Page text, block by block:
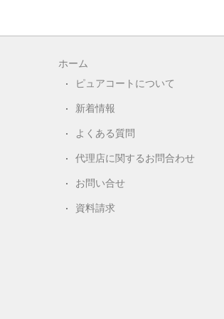
ホーム
ピュアコートについて
新着情報
よくある質問
代理店に関するお問合わせ
お問い合せ
資料請求